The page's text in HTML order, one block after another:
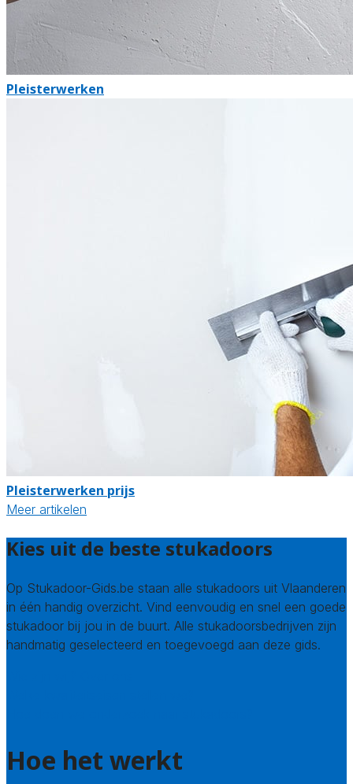
Pleisterwerken
Pleisterwerken prijs
Meer artikelen
Kies uit de beste stukadoors
Op Stukadoor-Gids.be staan alle stukadoors uit Vlaanderen
in één handig overzicht. Vind eenvoudig en snel een goede
stukadoor bij jou in de buurt. Alle stukadoorsbedrijven zijn
handmatig geselecteerd en toegevoegd aan deze gids.
Hoe het werkt